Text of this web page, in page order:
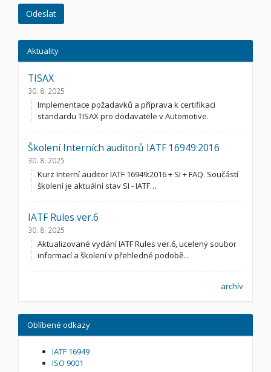
Aktuality
TISAX
30. 8. 2025
Implementace požadavků a příprava k certifikaci
standardu TISAX pro dodavatele v Automotive.
Školení Interních auditorů IATF 16949:2016
30. 8. 2025
Kurz Interní auditor IATF 16949:2016 + SI + FAQ. Součástí
školení je aktuální stav SI - IATF…
IATF Rules ver.6
30. 8. 2025
Aktualizované vydání IATF Rules ver.6, ucelený soubor
informací a školení v přehledné podobě...
archív
Oblíbené odkazy
IATF 16949
ISO 9001